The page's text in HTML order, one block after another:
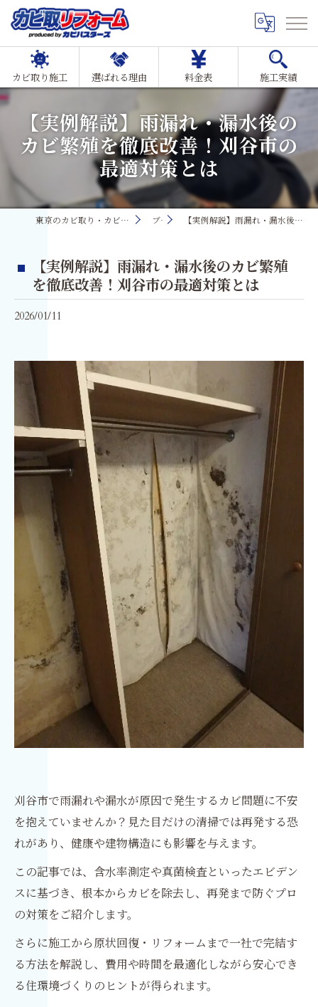
カビ取り施工 選ばれる理由 料金表 施工実績
【実例解説】雨漏れ・漏水後の
カビ繁殖を徹底改善！刈谷市の
最適対策とは
東京のカビ取り・カビ対策ならMIST工法®カビ取リフォーム ブログ 【実例解説】雨漏れ・漏水後のカビ繁殖を徹底改善！刈谷市の最適対策とは
【実例解説】雨漏れ・漏水後のカビ繁殖
を徹底改善！刈谷市の最適対策とは
2026/01/11
刈谷市で雨漏れや漏水が原因で発生するカビ問題に不安
を抱えていませんか？見た目だけの清掃では再発する恐
れがあり、健康や建物構造にも影響を与えます。
この記事では、含水率測定や真菌検査といったエビデン
スに基づき、根本からカビを除去し、再発まで防ぐプロ
の対策をご紹介します。
さらに施工から原状回復・リフォームまで一社で完結す
る方法を解説し、費用や時間を最適化しながら安心でき
る住環境づくりのヒントが得られます。